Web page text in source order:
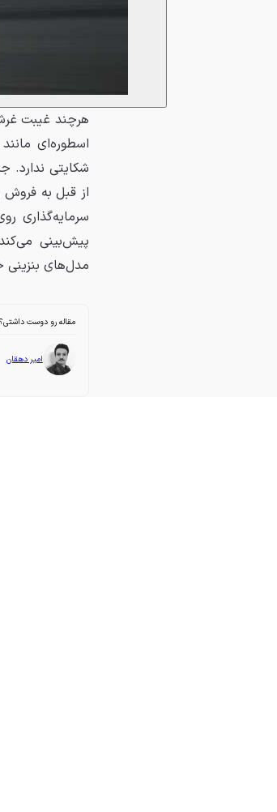
هرچند غیبت
از قبل به فروش
مدل‌های بنزینی خالص و ۲۰ درصد باقی‌مانده را
مقاله رو دوست داشتی؟
امیر دهقان